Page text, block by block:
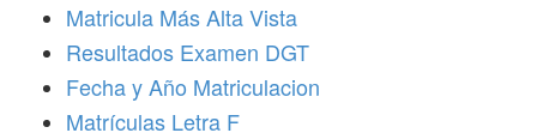
Matricula Más Alta Vista
Resultados Examen DGT
Fecha y Año Matriculacion
Matrículas Letra F